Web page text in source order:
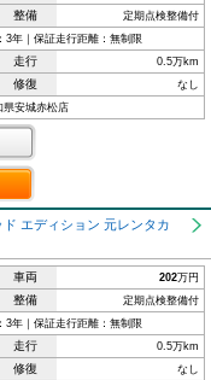
整備 定期点検整備付
3年｜保証走行距離：無制限
走行 0.5万km
修復 なし
県安城赤松店
エディション 元レンタカ
車両 202万円
整備 定期点検整備付
3年｜保証走行距離：無制限
走行 0.5万km
修復 なし